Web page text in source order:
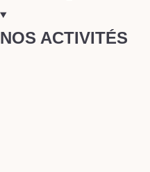
NOS ACTIVITÉS